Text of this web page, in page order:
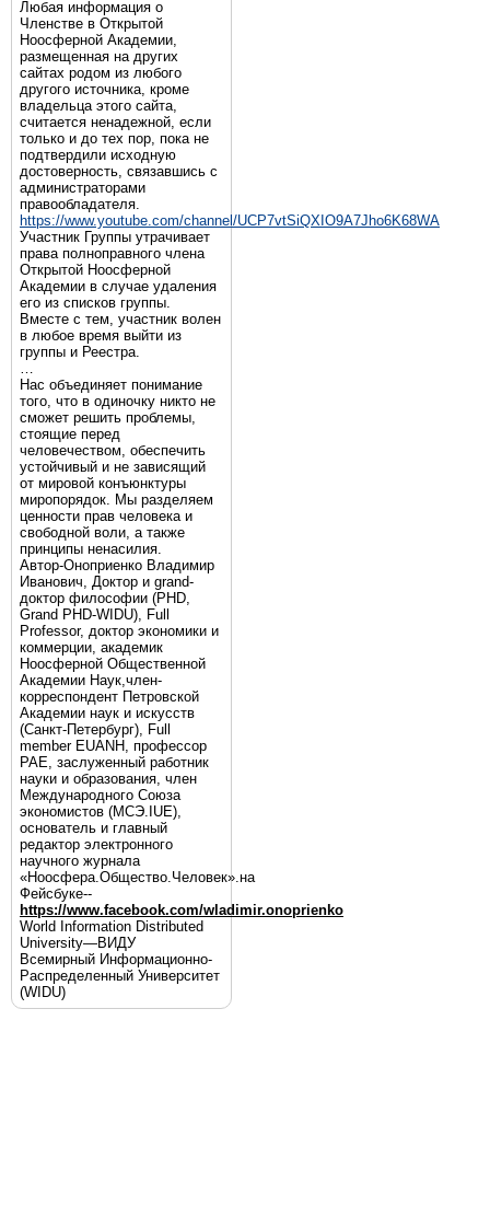
Любая информация о
Членстве в Открытой
Ноосферной Академии,
размещенная на других
сайтах родом из любого
другого источника, кроме
владельца этого сайта,
считается ненадежной, если
только и до тех пор, пока не
подтвердили исходную
достоверность, связавшись с
администраторами
правообладателя.
https://www.youtube.com/channel/UCP7vtSiQXIO9A7Jho6K68WA
Участник Группы утрачивает
права полноправного члена
Открытой Ноосферной
Академии в случае удаления
его из списков группы.
Вместе с тем, участник волен
в любое время выйти из
группы и Реестра.
…
Нас объединяет понимание
того, что в одиночку никто не
сможет решить проблемы,
стоящие перед
человечеством, обеспечить
устойчивый и не зависящий
от мировой конъюнктуры
миропорядок. Мы разделяем
ценности прав человека и
свободной воли, а также
принципы ненасилия.
Автор-Оноприенко Владимир
Иванович, Доктор и grand-
доктор философии (PHD,
Grand PHD-WIDU), Full
Professor, доктор экономики и
коммерции, академик
Ноосферной Общественной
Академии Наук,член-
корреспондент Петровской
Академии наук и искусств
(Санкт-Петербург), Full
member EUANH, профессор
РАЕ, заслуженный работник
науки и образования, член
Международного Союза
экономистов (МСЭ.IUE),
основатель и главный
редактор электронного
научного журнала
«Ноосфера.Общество.Человек».на
Фейсбуке--
https://www.facebook.com/wladimir.onoprienko
World Information Distributed
University—ВИДУ
Всемирный Информационно-
Распределенный Университет
(WIDU)